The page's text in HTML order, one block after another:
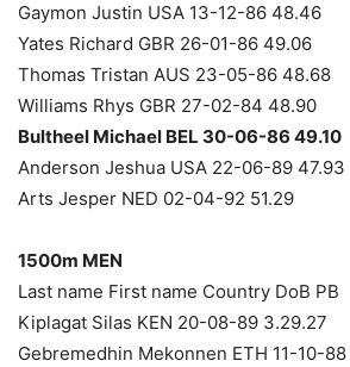
Gaymon Justin USA 13-12-86 48.46
Yates Richard GBR 26-01-86 49.06
Thomas Tristan AUS 23-05-86 48.68
Williams Rhys GBR 27-02-84 48.90
Bultheel Michael BEL 30-06-86 49.10
Anderson Jeshua USA 22-06-89 47.93
Arts Jesper NED 02-04-92 51.29
1500m MEN
Last name First name Country DoB PB
Kiplagat Silas KEN 20-08-89 3.29.27
Gebremedhin Mekonnen ETH 11-10-